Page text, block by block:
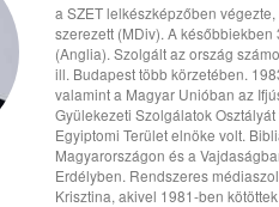
a SZET lelkészképzőben
szerezett (MDiv). A
(Anglia). Szolgált az ország
ill. Budapest több körzetében.
valamint a Magyar Unióban az
Gyülekezeti Szolgálatok
Egyiptomi Terület elnöke volt.
Magyarországon és a
Erdélyben. Rendszeres
Krisztina, akivel 1981-ben